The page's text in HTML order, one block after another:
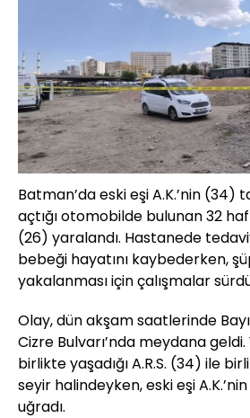
Batman’da eski eşi A.K.’nin
açtığı otomobilde bulunan 32
(26) yaralandı. Hastanede
bebeği hayatını kaybederken,
yakalanması için çalışmalar
Olay, dün akşam saatlerinde
Cizre Bulvarı’nda meydana geldi.
birlikte yaşadığı A.R.S. (34) ile
seyir halindeyken, eski eşi A.K.’nin
uğradı.